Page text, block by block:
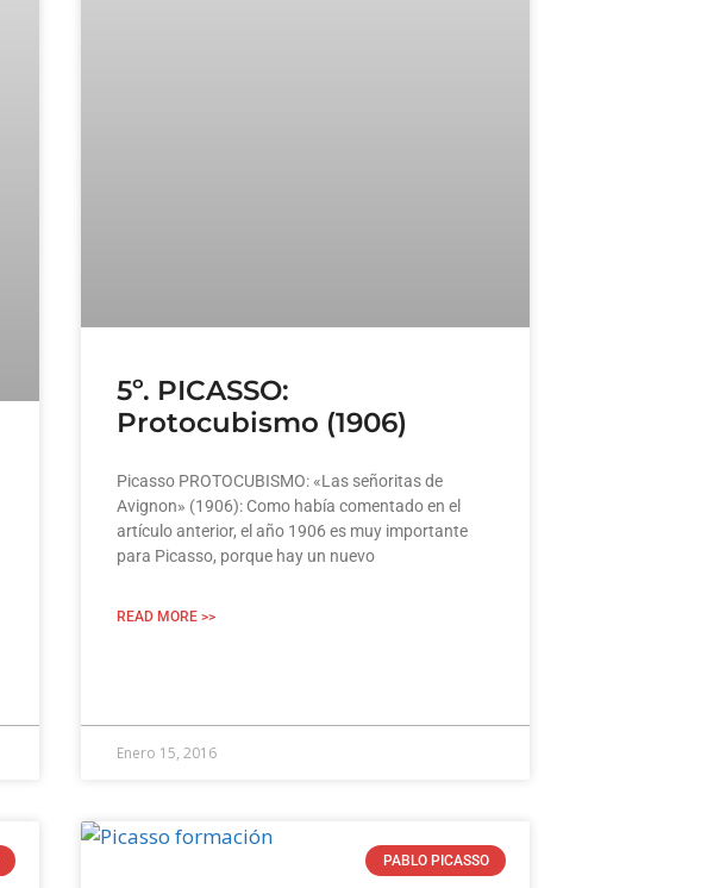
5º. PICASSO:
Protocubismo (1906)
Picasso PROTOCUBISMO: «Las señoritas de
Avignon» (1906): Como había comentado en el
artículo anterior, el año 1906 es muy importante
para Picasso, porque hay un nuevo
READ MORE >>
Enero 15, 2016
PABLO PICASSO